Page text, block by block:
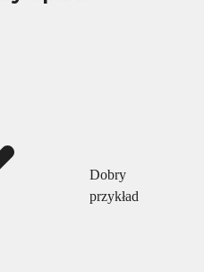
Dobry
przykład